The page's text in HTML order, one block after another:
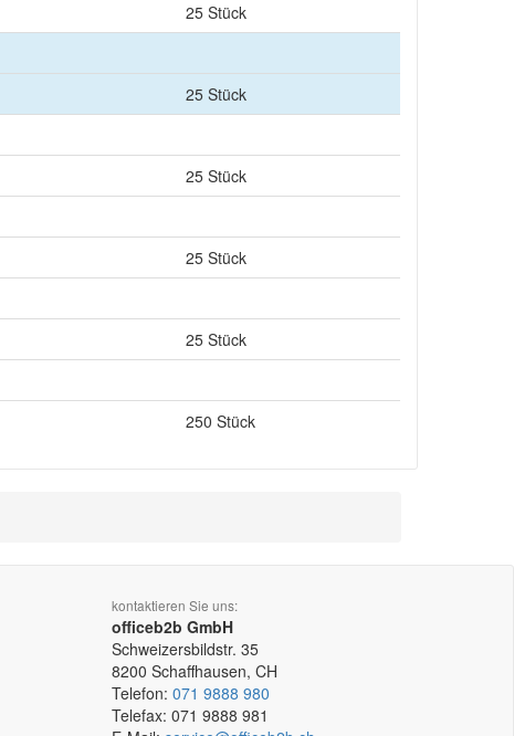
25 Stück
25 Stück
25 Stück
25 Stück
25 Stück
250 Stück
kontaktieren Sie uns:
officeb2b GmbH
Schweizersbildstr. 35
8200 Schaffhausen, CH
Telefon: 071 9888 980
Telefax: 071 9888 981